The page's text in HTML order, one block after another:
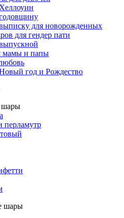
для новорожденных
для гендер пати
мамы и папы
год и Рождество
шары
перламутр
шары